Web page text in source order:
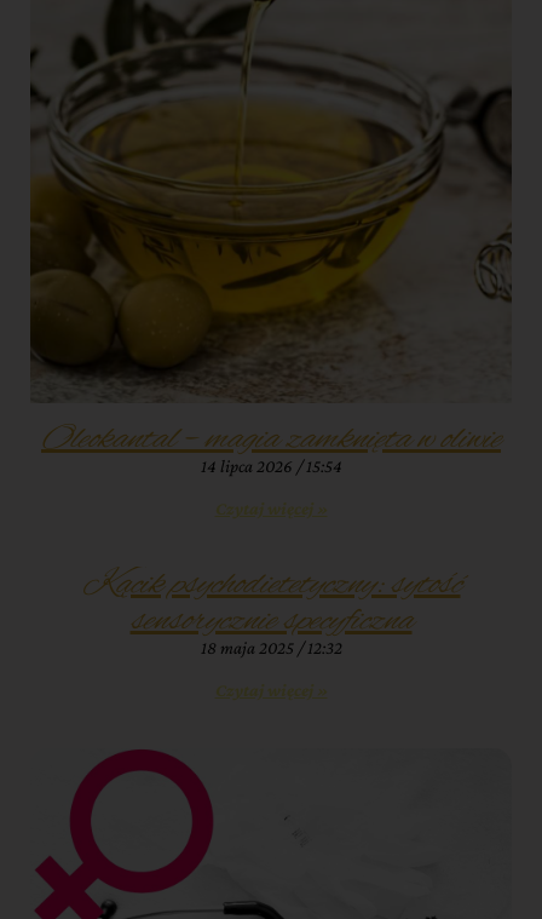
Oleokantal – magia zamknięta w oliwie
14 lipca 2026 15:54
Czytaj więcej »
Kącik psychodietetyczny: sytość
sensorycznie specyficzna
18 maja 2025 12:32
Czytaj więcej »